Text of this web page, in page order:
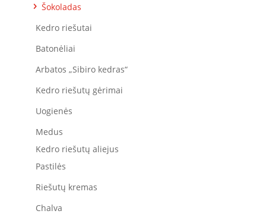
Šokoladas
Kedro riešutai
Batonėliai
Arbatos „Sibiro kedras“
Kedro riešutų gėrimai
Uogienės
Medus
Kedro riešutų aliejus
Pastilės
Riešutų kremas
Chalva